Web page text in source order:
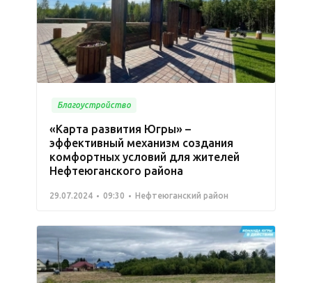
Благоустройство
«Карта развития Югры» –
эффективный механизм создания
комфортных условий для жителей
Нефтеюганского района
29.07.2024 09:30 Нефтеюганский район